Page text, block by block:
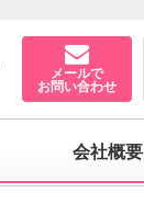
メールで
お問い合わせ
会社概要